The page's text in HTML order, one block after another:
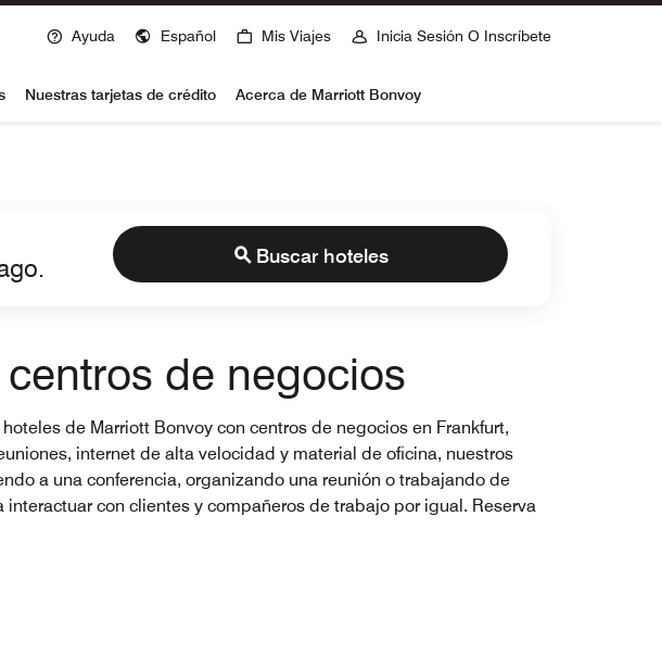
Ayuda Español Mis Viajes Inicia Sesión O Inscríbete
Nuestras tarjetas de crédito Acerca de Marriott Bonvoy
Buscar hoteles
de negocios
de Marriott Bonvoy con centros de negocios en Frankfurt,
internet de alta velocidad y material de oficina, nuestros
a una conferencia, organizando una reunión o trabajando de
con clientes y compañeros de trabajo por igual. Reserva